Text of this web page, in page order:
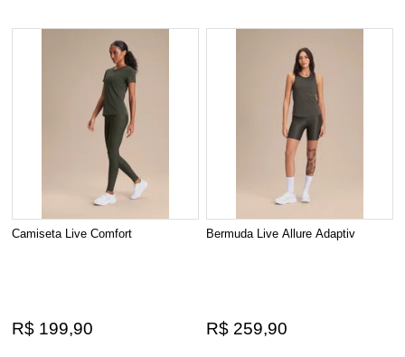
Camiseta Live Comfort
R$ 199,90
Bermuda Live Allure Adaptiv
R$ 259,90